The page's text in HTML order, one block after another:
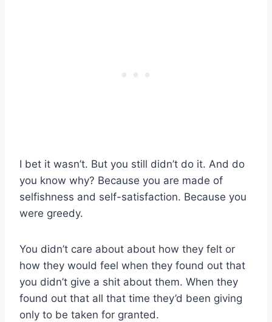
I bet it wasn’t. But you still didn’t do it. And do
you know why? Because you are made of
selfishness and self-satisfaction. Because you
were greedy.
You didn’t care about about how they felt or
how they would feel when they found out that
you didn’t give a shit about them. When they
found out that all that time they’d been giving
only to be taken for granted.